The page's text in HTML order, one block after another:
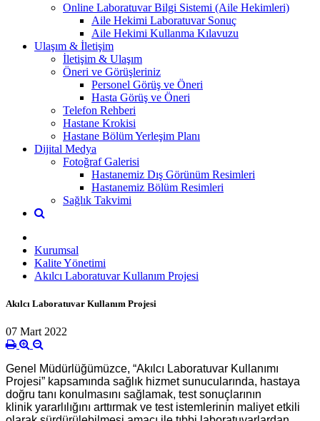
Online Laboratuvar Bilgi Sistemi (Aile Hekimleri)
Aile Hekimi Laboratuvar Sonuç
Aile Hekimi Kullanma Kılavuzu
Ulaşım & İletişim
İletişim & Ulaşım
Öneri ve Görüşleriniz
Personel Görüş ve Öneri
Hasta Görüş ve Öneri
Telefon Rehberi
Hastane Krokisi
Hastane Bölüm Yerleşim Planı
Dijital Medya
Fotoğraf Galerisi
Hastanemiz Dış Görünüm Resimleri
Hastanemiz Bölüm Resimleri
Sağlık Takvimi
Kurumsal
Kalite Yönetimi
Akılcı Laboratuvar Kullanım Projesi
Akılcı Laboratuvar Kullanım Projesi
07 Mart 2022
Genel Müdürlüğümüzce, “Akılcı Laboratuvar Kullanımı
Projesi” kapsamında sağlık hizmet sunucularında, hastaya
doğru tanı konulmasını sağlamak, test sonuçlarının
klinik yararlılığını arttırmak ve test istemlerinin maliyet etkili